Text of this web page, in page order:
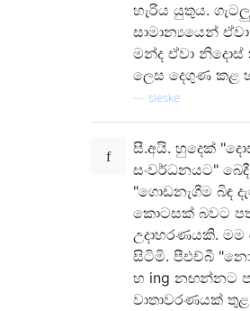
හැරිය යුතුය.
සාමාන්‍යයෙන්
මන්ද ඒවා
ලෙස දෙගුණ කළ
sleske
සී.අයි. හුදෙක්
සංවර්ධනයට"
"ගොඩනැගීම බිඳ
කොටසක් බවට
උදාහරණයකි. මම
සිටිමි. පීඑච්බී
හ ing නඟන්නට
වාතාවරණයක්